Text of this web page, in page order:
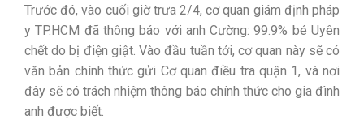
Trước đó, vào cuối giờ trưa 2/4, cơ quan giám định pháp
y TP.HCM đã thông báo với anh Cường: 99.9% bé Uyên
chết do bị điện giật. Vào đầu tuần tới, cơ quan này sẽ có
văn bản chính thức gửi Cơ quan điều tra quận 1, và nơi
đây sẽ có trách nhiệm thông báo chính thức cho gia đình
anh được biết.